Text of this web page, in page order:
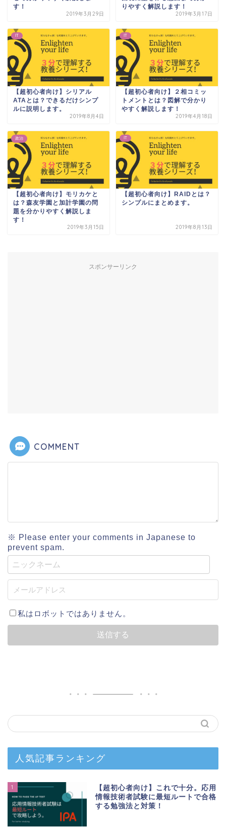
す！
2019年3月29日
りやすく解説します！
2019年3月17日
IT
【超初心者向け】シリアル
ATAとは？できるだけシンプ
ルに説明します。
2019年8月4日
IT
【超初心者向け】２相コミッ
トメントとは？図解で分かり
やすく解説します！
2019年4月18日
政治
【超初心者向け】モリカケと
は？森友学園と加計学園の問
題を分かりやすく解説しま
す！
2019年3月15日
IT
【超初心者向け】RAIDとは？
シンプルにまとめます。
2019年8月13日
スポンサーリンク
COMMENT
※ Please enter your comments in Japanese to
prevent spam.
私はロボットではありません。
人気記事ランキング
1
【超初心者向け】これで十分。応用
情報技術者試験に最短ルートで合格
する勉強法と対策！